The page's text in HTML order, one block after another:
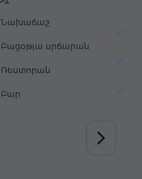
Նախաճաշ
Բացօթյա սրճարան
Ռեստորան
Բար